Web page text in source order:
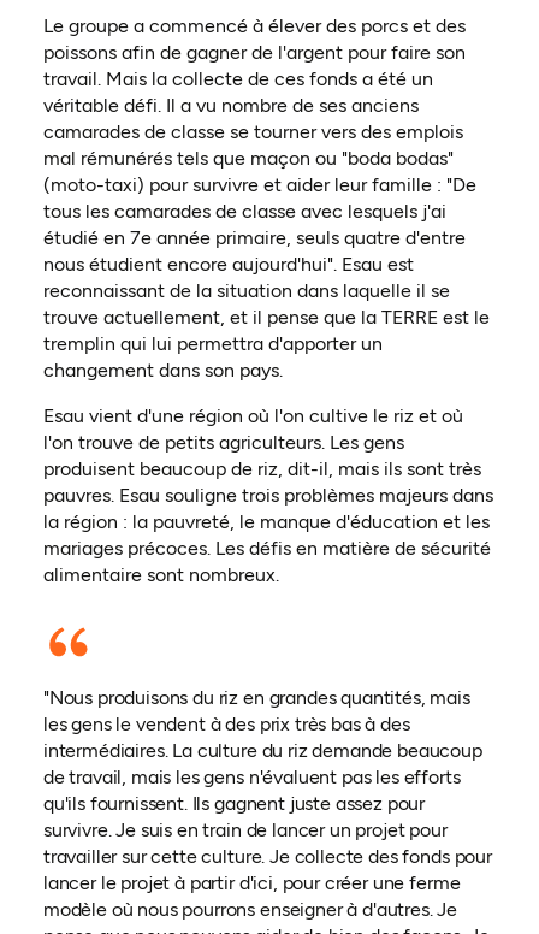
Le groupe a commencé à élever des porcs et des
poissons afin de gagner de l'argent pour faire son
travail. Mais la collecte de ces fonds a été un
véritable défi. Il a vu nombre de ses anciens
camarades de classe se tourner vers des emplois
mal rémunérés tels que maçon ou "boda bodas"
(moto-taxi) pour survivre et aider leur famille : "De
tous les camarades de classe avec lesquels j'ai
étudié en 7e année primaire, seuls quatre d'entre
nous étudient encore aujourd'hui". Esau est
reconnaissant de la situation dans laquelle il se
trouve actuellement, et il pense que la TERRE est le
tremplin qui lui permettra d'apporter un
changement dans son pays.
Esau vient d'une région où l'on cultive le riz et où
l'on trouve de petits agriculteurs. Les gens
produisent beaucoup de riz, dit-il, mais ils sont très
pauvres. Esau souligne trois problèmes majeurs dans
la région : la pauvreté, le manque d'éducation et les
mariages précoces. Les défis en matière de sécurité
alimentaire sont nombreux.
"Nous produisons du riz en grandes quantités, mais
les gens le vendent à des prix très bas à des
intermédiaires. La culture du riz demande beaucoup
de travail, mais les gens n'évaluent pas les efforts
qu'ils fournissent. Ils gagnent juste assez pour
survivre. Je suis en train de lancer un projet pour
travailler sur cette culture. Je collecte des fonds pour
lancer le projet à partir d'ici, pour créer une ferme
modèle où nous pourrons enseigner à d'autres. Je